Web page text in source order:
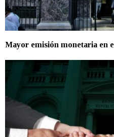
Mayor emisión monetaria en